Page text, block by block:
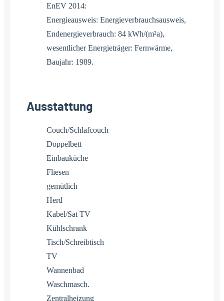
EnEV 2014:
Energieausweis: Energieverbrauchsausweis,
Endenergieverbrauch: 84 kWh/(m²a),
wesentlicher Energieträger: Fernwärme,
Baujahr: 1989.
Ausstattung
Couch/Schlafcouch
Doppelbett
Einbauküche
Fliesen
gemütlich
Herd
Kabel/Sat TV
Kühlschrank
Tisch/Schreibtisch
TV
Wannenbad
Waschmasch.
Zentralheizung